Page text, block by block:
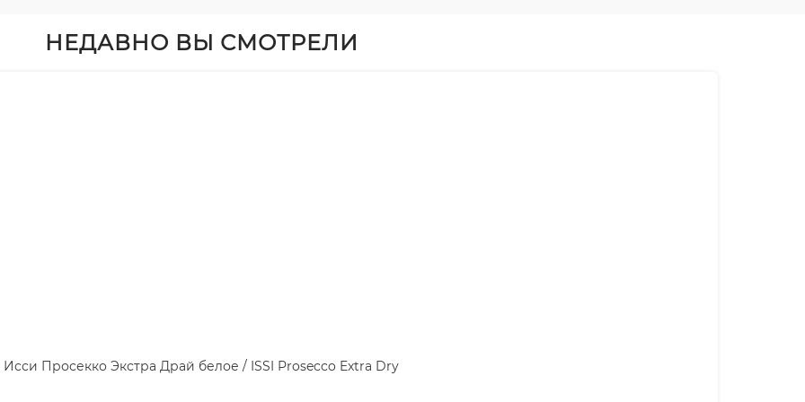
НЕДАВНО ВЫ СМОТРЕЛИ
Исси Просекко Экстра Драй белое / ISSI Prosecco Extra Dry